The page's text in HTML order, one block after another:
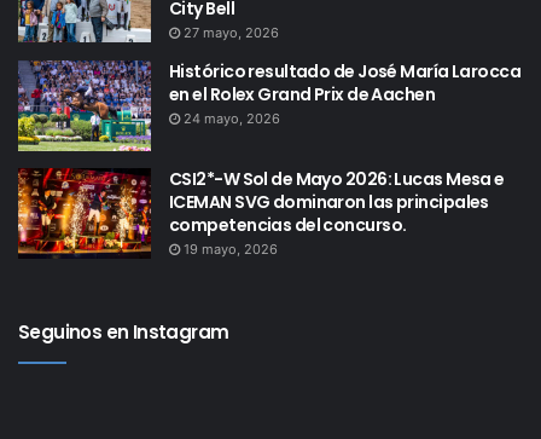
City Bell
27 mayo, 2026
Histórico resultado de José María Larocca
en el Rolex Grand Prix de Aachen
24 mayo, 2026
CSI2*-W Sol de Mayo 2026: Lucas Mesa e
ICEMAN SVG dominaron las principales
competencias del concurso.
19 mayo, 2026
Seguinos en Instagram